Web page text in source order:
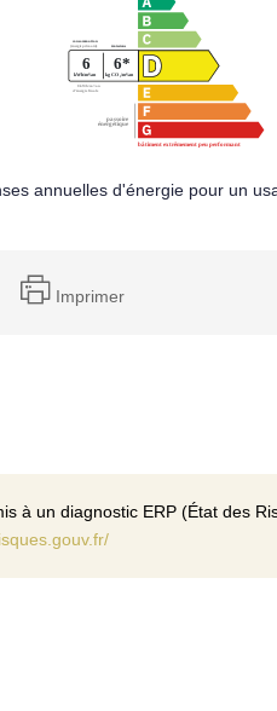
annuelles d'énergie pour un
Imprimer
à un diagnostic ERP (État des